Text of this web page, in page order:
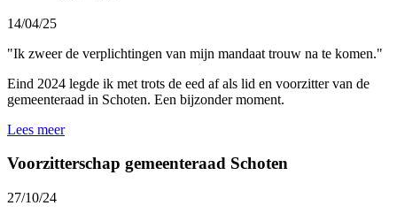
14/04/25
"Ik zweer de verplichtingen van mijn mandaat trouw na te komen."
Eind 2024 legde ik met trots de eed af als lid en voorzitter van de
gemeenteraad in Schoten. Een bijzonder moment.
Lees meer
Voorzitterschap gemeenteraad Schoten
27/10/24